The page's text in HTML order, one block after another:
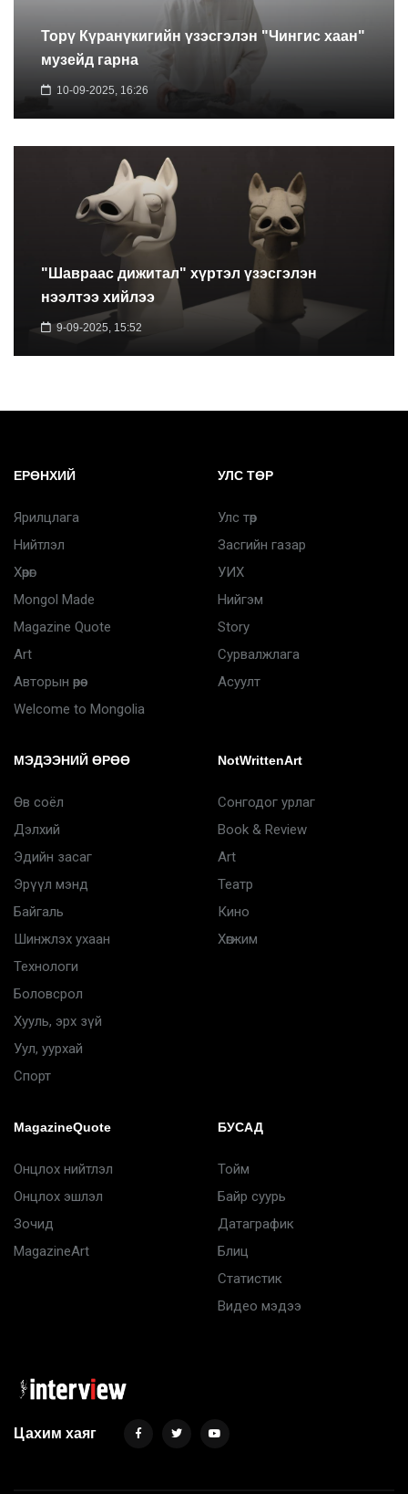
Торү Күранүкигийн үзэсгэлэн "Чингис хаан"
музейд гарна
10-09-2025, 16:26
"Шавраас дижитал" хүртэл үзэсгэлэн
нээлтээ хийлээ
9-09-2025, 15:52
ЕРӨНХИЙ
Ярилцлага
Нийтлэл
Хөрөг
Mongol Made
Magazine Quote
Art
Авторын өрөө
Welcome to Mongolia
УЛС ТӨР
Улс төр
Засгийн газар
УИХ
Нийгэм
Story
Сурвалжлага
Асуулт
МЭДЭЭНИЙ ӨРӨӨ
Өв соёл
Дэлхий
Эдийн засаг
Эрүүл мэнд
Байгаль
Шинжлэх ухаан
Технологи
Боловсрол
Хууль, эрх зүй
Уул, уурхай
Спорт
NotWrittenArt
Сонгодог урлаг
Book & Review
Art
Театр
Кино
Хөгжим
MagazineQuote
Онцлох нийтлэл
Онцлох эшлэл
Зочид
MagazineArt
БУСАД
Тойм
Байр суурь
Датаграфик
Блиц
Статистик
Видео мэдээ
Цахим хаяг